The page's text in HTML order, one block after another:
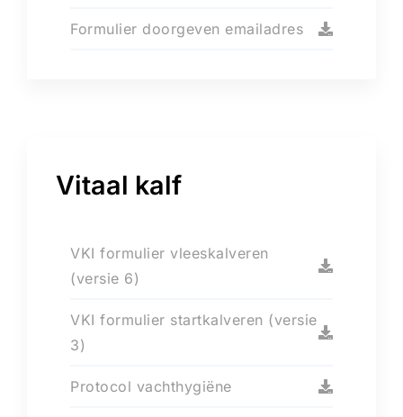
Formulier doorgeven emailadres
Vitaal kalf
VKI formulier vleeskalveren
(versie 6)
VKI formulier startkalveren (versie
3)
Protocol vachthygiëne